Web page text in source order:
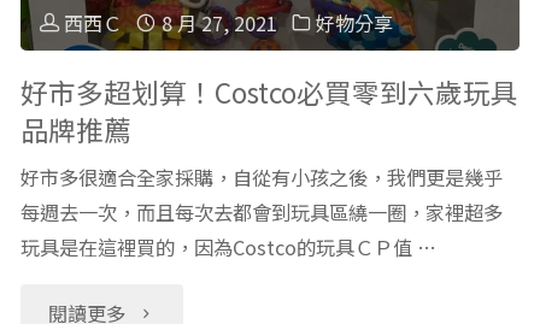
具：
三
角
鉛
筆
＋
西西Ｃ 8 月 27, 2021 好物分享
好市多超划算！Costco必買零到六歲玩具
品牌推薦
好市多很適合全家採購，自從有小孩之後，我們更是幾乎
每週去一次，而且每次去都會到玩具區繞一圈，家裡超多
玩具是在這裡買的，因為Costco的玩具ＣＰ值 …
閱讀更多
"好